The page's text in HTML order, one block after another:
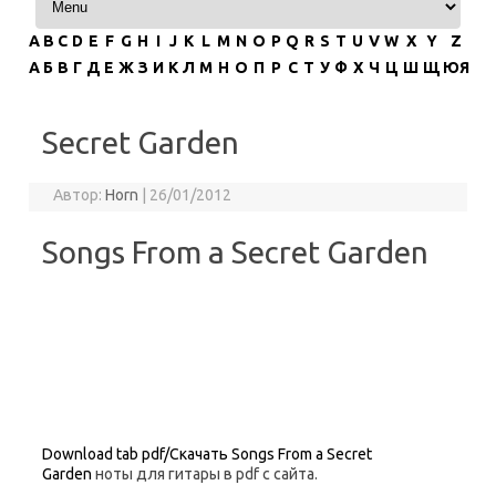
A B C D E F G H I J K L M N O P Q R S T U V W X Y
Z
А Б В Г Д Е Ж З И К Л М Н О П Р С Т У Ф Х Ч Ц Ш Щ ЮЯ
Secret Garden
Автор:Horn 26/01/2012
Songs From a Secret Garden
Download tab pdf/Скачать Songs From a Secret
Garden ноты для гитары в pdf с сайта.